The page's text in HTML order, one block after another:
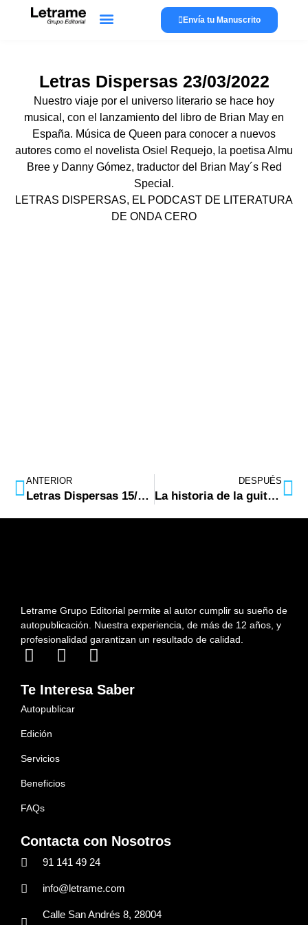
Envía tu Manuscrito
Letras Dispersas 23/03/2022
Nuestro viaje por el universo literario se hace hoy
musical, con el lanzamiento del libro de Brian May en
España. Música de Queen para conocer a nuevos
autores como el novelista Osiel Requejo, la poetisa Almu
Bree y Danny Gómez, traductor del Brian May´s Red
Special.
LETRAS DISPERSAS, EL PODCAST DE LITERATURA
DE ONDA CERO
ANTERIOR
Letras Dispersas 15/03/2022
DESPUÉS
La historia de la guitarra de Brian May ya disponible en castellano
Letrame Grupo Editorial permite al autor cumplir su sueño de
autopublicación. Nuestra experiencia, de más de 12 años, y
profesionalidad garantizan un resultado de calidad.
Te Interesa Saber
Autopublicar
Edición
Servicios
Beneficios
FAQs
Contacta con Nosotros
91 141 49 24
info@letrame.com
Calle San Andrés 8, 28004